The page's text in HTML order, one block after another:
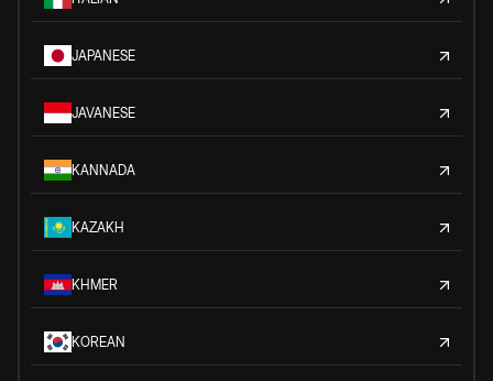
JAPANESE
JAVANESE
KANNADA
KAZAKH
KHMER
KOREAN